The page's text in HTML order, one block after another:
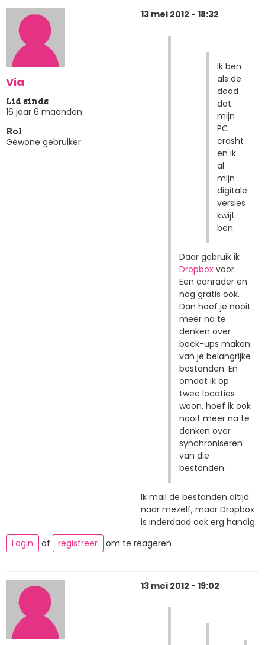
Via
Lid sinds
16 jaar 6 maanden
Rol
Gewone gebruiker
13 mei 2012 - 18:32
Ik ben
als de
dood
dat
mijn
PC
crasht
en ik
al
mijn
digitale
versies
kwijt
ben.
Daar gebruik ik
Dropboxvoor.
Een aanrader en
nog gratis ook.
Dan hoef je nooit
meer na te
denken over
back-ups maken
van je belangrijke
bestanden. En
omdat ik op
twee locaties
woon, hoef ik ook
nooit meer na te
denken over
synchroniseren
van die
bestanden.
Ik mail de bestanden altijd
naar mezelf, maar Dropbox
is inderdaad ook erg handig.
Login
of registreer om te reageren
13 mei 2012 - 19:02